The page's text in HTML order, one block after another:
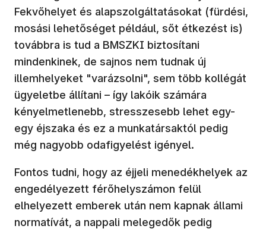
Fekvőhelyet és alapszolgáltatásokat (fürdési,
mosási lehetőséget például, sőt étkezést is)
továbbra is tud a BMSZKI biztosítani
mindenkinek, de sajnos nem tudnak új
illemhelyeket "varázsolni", sem több kollégát
ügyeletbe állítani – így lakóik számára
kényelmetlenebb, stresszesebb lehet egy-
egy éjszaka és ez a munkatársaktól pedig
még nagyobb odafigyelést igényel.
Fontos tudni, hogy az éjjeli menedékhelyek az
engedélyezett férőhelyszámon felül
elhelyezett emberek után nem kapnak állami
normatívát, a nappali melegedők pedig